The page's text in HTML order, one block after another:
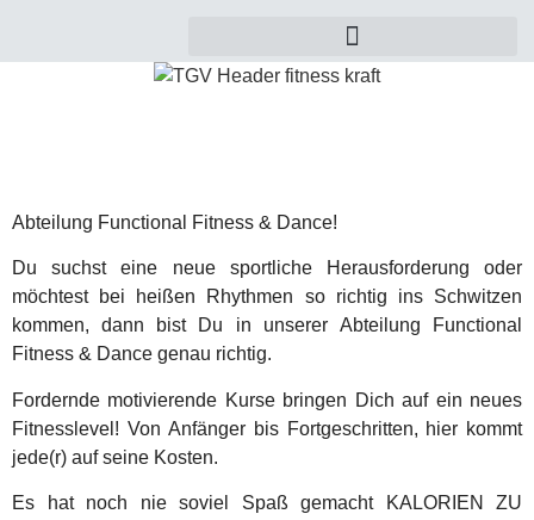
Abteilung Functional Fitness & Dance!
Du suchst eine neue sportliche Herausforderung oder
möchtest bei heißen Rhythmen so richtig ins Schwitzen
kommen, dann bist Du in unserer Abteilung Functional
Fitness & Dance genau richtig.
Fordernde motivierende Kurse bringen Dich auf ein neues
Fitnesslevel! Von Anfänger bis Fortgeschritten, hier kommt
jede(r) auf seine Kosten.
Es hat noch nie soviel Spaß gemacht KALORIEN ZU